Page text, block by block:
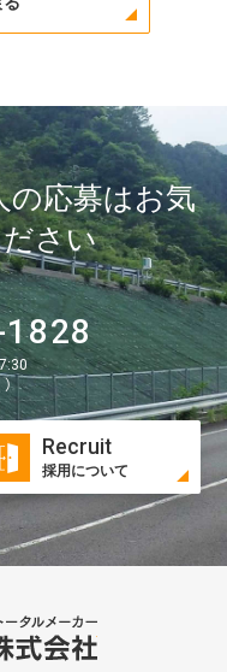
の応募はお気
さい
Recruit
採用について
谷口株式株式会